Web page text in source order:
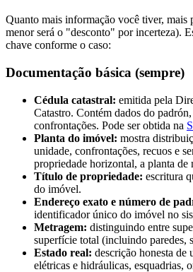
Quanto mais informação você tiver, mais
menor será o "desconto" por incerteza).
chave conforme o caso:
Documentação básica (sempre)
Cédula catastral: emitida pela
Catastro. Contém dados do
confrontações. Pode ser obtida na
Planta do imóvel: mostra
unidade, confrontações, recuos e
propriedade horizontal, a planta de
Título de propriedade: escritura
do imóvel.
Endereço exato e número de
identificador único do imóvel no
Metragem: distinguindo entre
superfície total (incluindo paredes,
Estado real: descrição honesta de
elétricas e hidráulicas, esquadrias,